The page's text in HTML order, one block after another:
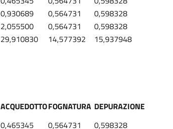
0,930689 0,564731
0,598328
2,055500 0,564731
0,598328
29,910830 14,577392
15,937948
ACQUEDOTTOFOGNATURA DEPURAZIONE
0,465345 0,564731
0,598328